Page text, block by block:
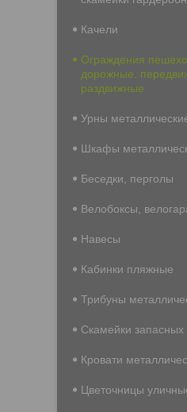
Качели
Ограждения
дорожные.
раздвижные
Урны
Шкафы
Беседки, перголы
Велобоксы,
Навесы
Кабинки пляжные
Трибуны
Скамейки запасных
Кровати
Цветочницы